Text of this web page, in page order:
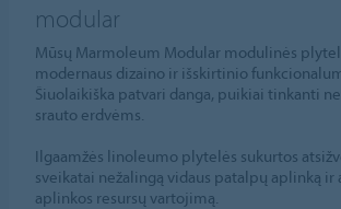
modular
Mūsų Marmoleum Modular modulinės
modernaus dizaino ir išskirtinio
Šiuolaikiška patvari danga, puikiai tinkanti
srauto erdvėms.
Ilgaamžės linoleumo plytelės sukurtos
sveikatai nežalingą vidaus patalpų aplinką ir
aplinkos resursų vartojimą.